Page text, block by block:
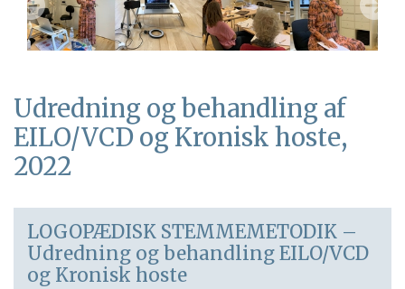
Previous
Udredning og behandling af
EILO/VCD og Kronisk hoste,
2022
LOGOPÆDISK STEMMEMETODIK –
Udredning og behandling EILO/VCD
og Kronisk hoste